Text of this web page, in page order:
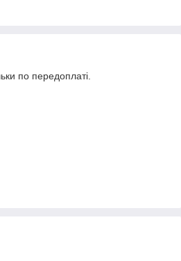
по передоплаті.